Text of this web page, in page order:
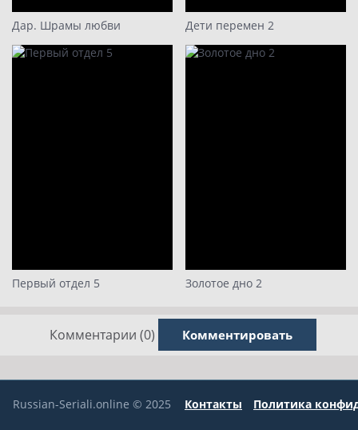
Дар. Шрамы любви Дети перемен 2
Первый отдел 5 Золотое дно 2
Комментарии (0) Комментировать
Russian-Seriali.online © 2025 Контакты Политика